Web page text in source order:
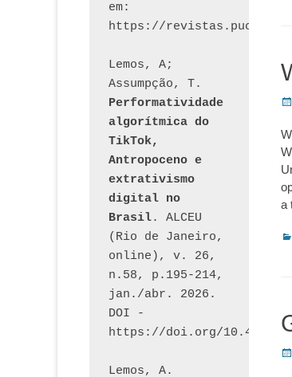
a
em:
Lemos, A;
Performatividade
algorítmica do
TikTok,
Antropoceno e
extrativismo
digital no
Brasil. ALCEU
(Rio de Janeiro,
online), v. 26,
n.58, p.195-214,
jan./abr. 2026.
DOI -
https://doi.org/10.46391/